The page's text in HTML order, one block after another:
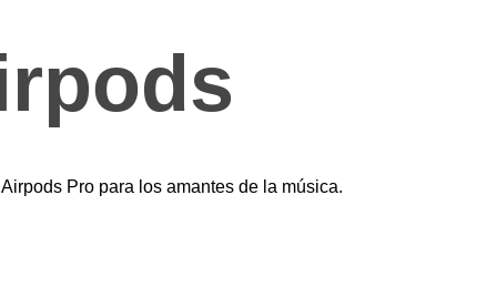
Pro para los amantes de la música.